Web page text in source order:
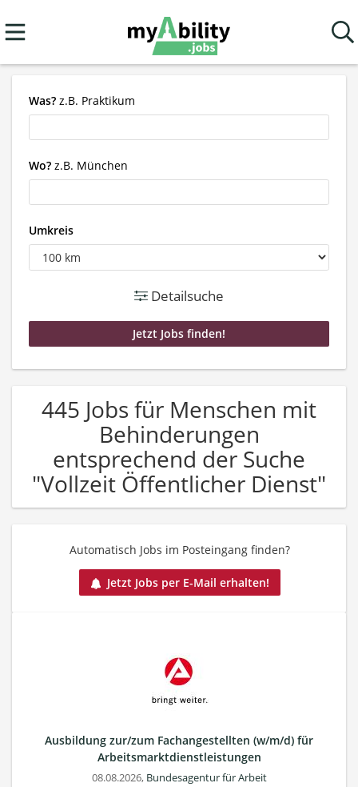
Was? z.B. Praktikum
Wo? z.B. München
Umkreis
Detailsuche
445 Jobs für Menschen mit
Behinderungen
entsprechend der Suche
"Vollzeit Öffentlicher Dienst"
Automatisch Jobs im Posteingang finden?
Jetzt Jobs per E-Mail erhalten!
Ausbildung zur/zum Fachangestellten (w/m/d) für
Arbeitsmarktdienstleistungen
08.08.2026, Bundesagentur für Arbeit